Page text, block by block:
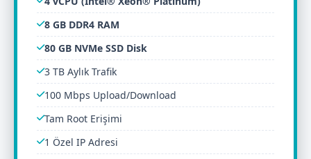
8 GB DDR4 RAM
80 GB NVMe SSD Disk
3 TB Aylık Trafik
100 Mbps Upload/Download
Tam Root Erişimi
1 Özel IP Adresi